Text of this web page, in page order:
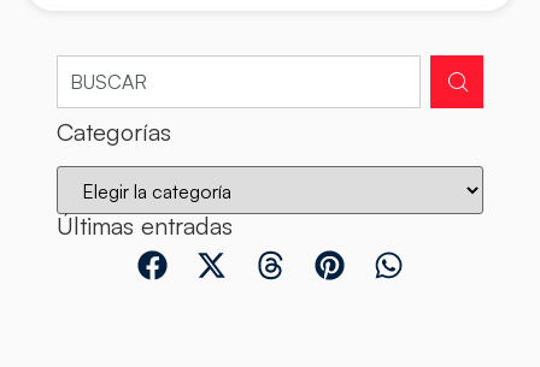
Categorías
Últimas entradas